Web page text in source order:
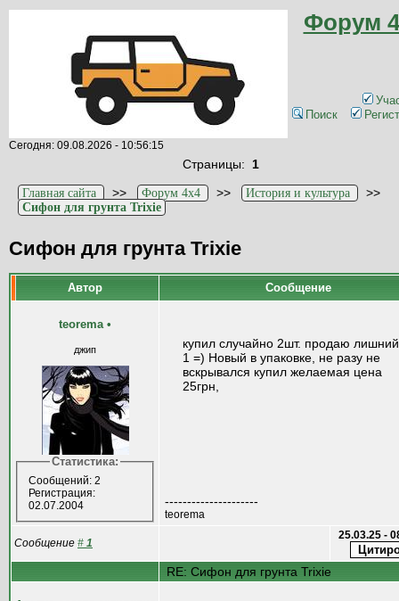
Форум
Поиск
Сегодня: 09.08.2026 - 10:56:15
Страницы: 1
Главная сайта >> Форум 4x4 >> История и культура >>
Сифон для грунта Trixie
Сифон для грунта Trixie
Автор Сообщение
teorema •
джип
Статистика:
Сообщений: 2
Регистрация:
02.07.2004
купил случайно 2шт. продаю
1 =) Новый в упаковке, не разу не
вскрывался купил желаемая цена
25грн,
---------------------
teorema
Сообщение # 1
25.03.25 -
RE: Сифон для грунта Trixie